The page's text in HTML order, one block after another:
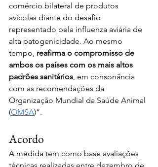
comércio bilateral de produtos
avícolas diante do desafio
representado pela influenza aviária de
alta patogenicidade. Ao mesmo
tempo, reafirma o compromisso de
ambos os países com os mais altos
padrões sanitários , em consonância
com as recomendações da
Organização Mundial da Saúde Animal
(OMSA)”.
Acordo
A medida tem como base avaliações
técnicas realizadas entre dezembro de